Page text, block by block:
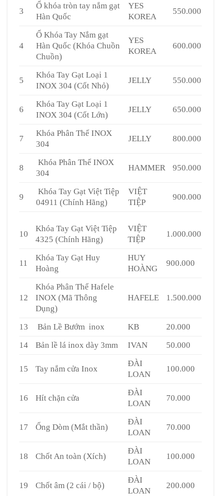
3
Ổ khóa tròn tay nắm gạt
Hàn Quốc
YES
KOREA
550.000
4
Ổ Khóa Tay Nắm gạt
Hàn Quốc (Khóa Chuồn
Chuồn)
YES
KOREA
600.000
5
Khóa Tay Gạt Loại 1
INOX 304 (Cốt Nhỏ)
JELLY 550.000
6
Khóa Tay Gạt Loại 1
INOX 304 (Cốt Lớn)
JELLY 650.000
7
Khóa Phân Thể INOX
304
JELLY 800.000
8
Khóa Phân Thể INOX
304
HAMMER 950.000
9
Khóa Tay Gạt Việt Tiệp
04911 (Chính Hãng)
VIỆT
TIỆP
900.000
10
Khóa Tay Gạt Việt Tiệp
4325 (Chính Hãng)
VIỆT
TIỆP
1.000.000
11
Khóa Tay Gạt Huy
Hoàng
HUY
HOÀNG
900.000
12
Khóa Phân Thể Hafele
INOX (Mã Thông
Dụng)
HAFELE 1.500.000
13 Bản Lề Bướm inox KB
20.000
14
Bản lề lá inox dày 3mm IVAN 50.000
15 Tay nắm cửa Inox
ĐÀI
LOAN
100.000
16 Hít chặn cửa
ĐÀI
LOAN
70.000
17 Ống Dòm (Mắt thần)
ĐÀI
LOAN
70.000
18 Chốt An toàn (Xích)
ĐÀI
LOAN
100.000
19 Chốt âm (2 cái / bộ)
ĐÀI
LOAN
200.000